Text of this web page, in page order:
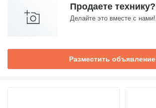
Продаете технику?
Делайте это вместе с нами!
Разместить объявление